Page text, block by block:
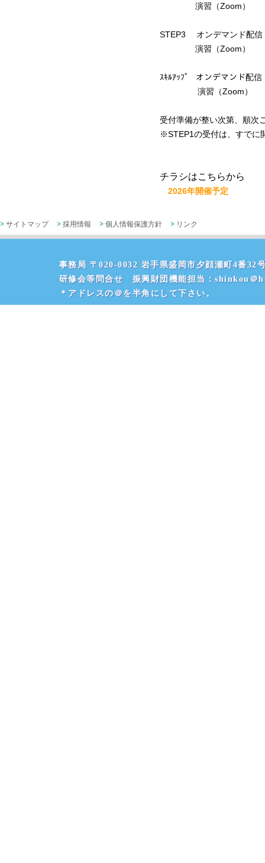
演習（Zoom）
STEP3 オンデマンド配
演習（Zoom）
ｽｷﾙｱｯﾌﾟ オンデマンド配
演習（Zoom）
受付準備が整い次第、順次
※STEP1の受付は、すでに
チラシはこちらから
2026年開催予定
サイトマップ 採用情報 個人情報保護方針 リンク
事務局 〒020-0032 岩手県盛岡市夕顔瀬町4番32
研修会等問合せ 振興財団機能担当：
＊アドレスの＠を半角にして下さい。